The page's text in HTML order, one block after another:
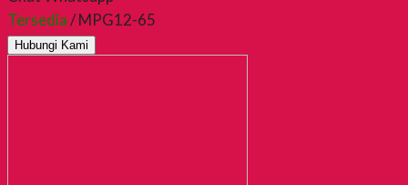
Tersedia/ MPG12-65
Hubungi Kami